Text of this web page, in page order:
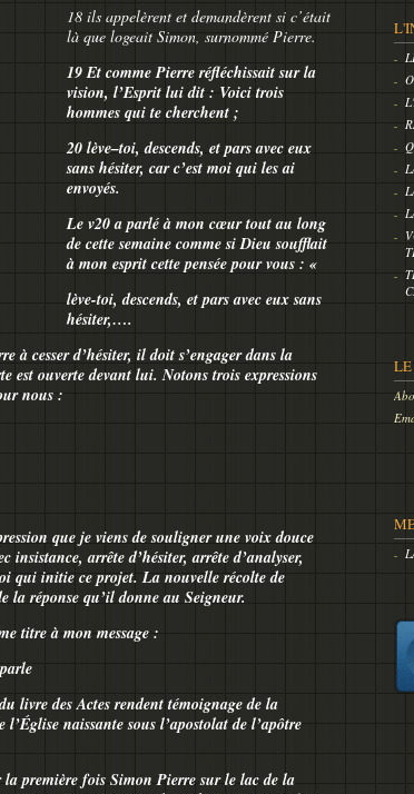
18 ils appelèrent et demandèrent si c’était
là que logeait Simon, surnommé Pierre.
19 Et comme Pierre réfléchissait sur la
vision, l’Esprit lui dit : Voici trois
hommes qui te cherchent ;
20 lève–toi, descends, et pars avec eux
sans hésiter, car c’est moi qui les ai
envoyés.
Le v20 a parlé à mon cœur tout au long
de cette semaine comme si Dieu soufflait
à mon esprit cette pensée pour vous : «
lève-toi, descends, et pars avec eux sans
hésiter,….
à cesser d’hésiter, il doit s’engager dans la
est ouverte devant lui. Notons trois expressions
nous :
que je viens de souligner une voix douce
arrête d’hésiter, arrête d’analyser,
qui initie ce projet. La nouvelle récolte de
la réponse qu’il donne au Seigneur.
titre à mon message :
livre des Actes rendent témoignage de la
l’Église naissante sous l’apostolat de l’apôtre
première fois Simon Pierre sur le lac de la